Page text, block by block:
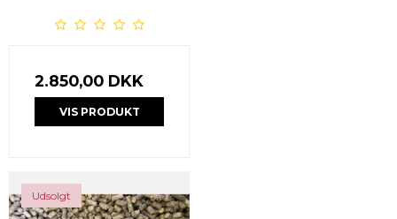
2.850,00 DKK
VIS PRODUKT
Udsolgt